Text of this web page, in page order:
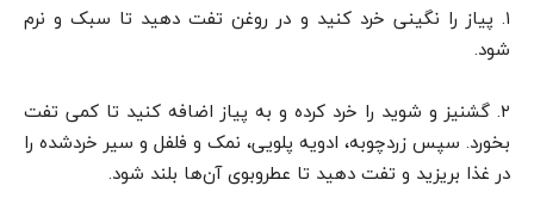
۱. پیاز را نگینی خرد کنید و در روغن تفت دهید تا سبک و نرم
شود.
۲. گشنیز و شوید را خرد کرده و به پیاز اضافه کنید تا کمی تفت
بخورد. سپس زردچوبه، ادویه پلویی، نمک و فلفل و سیر خردشده را
در غذا بریزید و تفت دهید تا عطروبوی آن‌ها بلند شود.